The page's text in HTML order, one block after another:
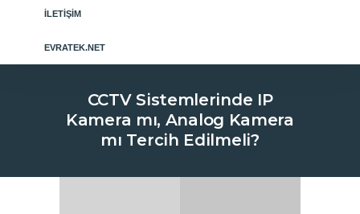
İLETIŞIM
EVRATEK.NET
CCTV Sistemlerinde IP
Kamera mı, Analog Kamera
mı Tercih Edilmeli?